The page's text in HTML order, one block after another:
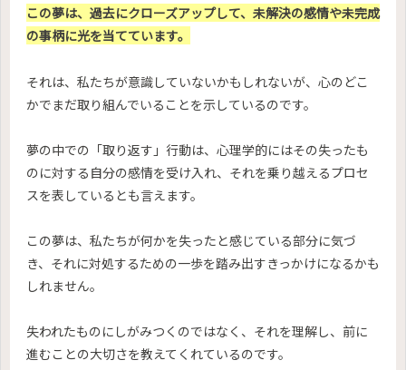
この夢は、過去にクローズアップして、未解決の感情や未完成
の事柄に光を当てています。
それは、私たちが意識していないかもしれないが、心のどこ
かでまだ取り組んでいることを示しているのです。
夢の中での「取り返す」行動は、心理学的にはその失ったも
のに対する自分の感情を受け入れ、それを乗り越えるプロセ
スを表しているとも言えます。
この夢は、私たちが何かを失ったと感じている部分に気づ
き、それに対処するための一歩を踏み出すきっかけになるかも
しれません。
失われたものにしがみつくのではなく、それを理解し、前に
進むことの大切さを教えてくれているのです。